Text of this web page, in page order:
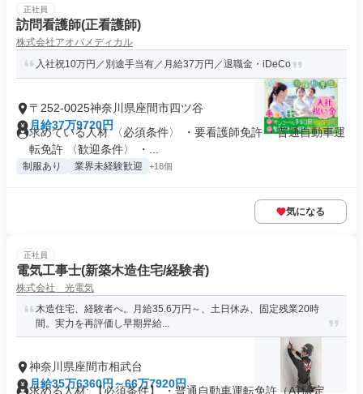
正社員
訪問看護師(正看護師)
株式会社アオバメディカル
入社祝10万円／別途手当有／月給37万円／退職金・iDeCo
〒252-0025神奈川県座間市四ツ谷
月給37万9720円
求めている人材 〈必須条件〉 ・要看護師免許 ・普通自動車運
転免許 〈歓迎条件〉 ・...
制服あり 業界未経験歓迎 +16個
気になる
正社員
電気工事士(新築木造住宅/経験者)
株式会社 光電気
木造住宅、経験者へ。月給35.6万円～、土日休み、固定残業20時
間。実力を再評価し早期昇給...
神奈川県座間市相武台
月給35万6360円～66万7920円
求める人材: 【必須条件】 ・普通自動車運転免許（AT限定